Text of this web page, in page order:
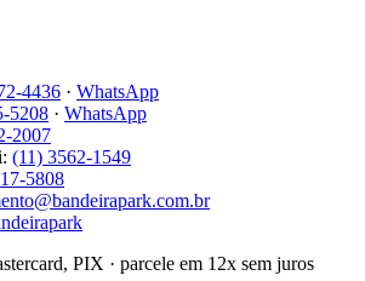
4436 · WhatsApp
5208 · WhatsApp
2007
(11) 3562-1549
5808
PIX · parcele em 12x sem juros